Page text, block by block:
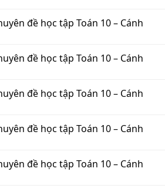
đề học tập Toán 10 – Cánh
đề học tập Toán 10 – Cánh
đề học tập Toán 10 – Cánh
đề học tập Toán 10 – Cánh
đề học tập Toán 10 – Cánh